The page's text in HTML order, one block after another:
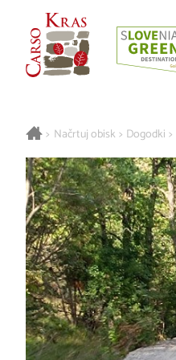
> Načrtuj obisk > Dogodki >